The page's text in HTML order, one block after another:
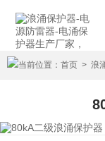
当前位置： 首页 > 浪